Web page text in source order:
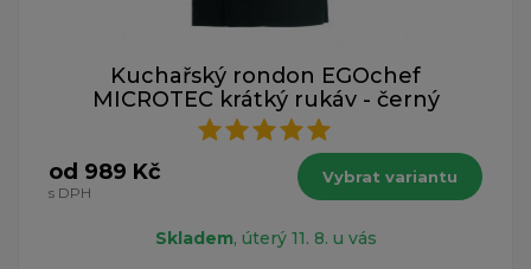
Kuchařský rondon EGOchef
MICROTEC krátký rukáv - černý
od 989 Kč
s DPH
Vybrat variantu
Skladem, úterý 11. 8. u vás